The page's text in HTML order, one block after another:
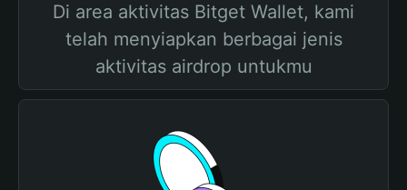
Di area aktivitas Bitget Wallet, kami
telah menyiapkan berbagai jenis
aktivitas airdrop untukmu